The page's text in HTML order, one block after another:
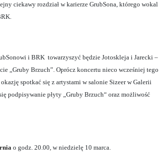
ciekawy rozdział w karierze GrubSona, którego wokal
i BRK towarzyszyć będzie Jotoskleja i Jarecki –
„Gruby Brzuch”. Oprócz koncertu nieco wcześniej tego
spotkać się z artystami w salonie Sizeer w Galerii
podpisywanie płyty „Gruby Brzuch“ oraz możliwość
o godz. 20.00, w niedzielę 10 marca.